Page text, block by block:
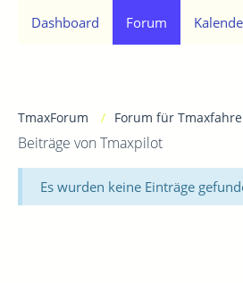
Dashboard Forum
TmaxForum Forum für
Beiträge von Tmaxpilot
Es wurden keine Einträge